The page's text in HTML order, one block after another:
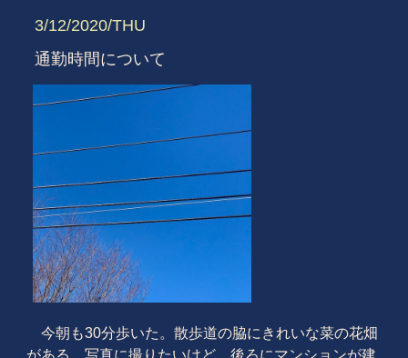
3/12/2020/THU
通勤時間について
今朝も30分歩いた。散歩道の脇にきれいな菜の花畑